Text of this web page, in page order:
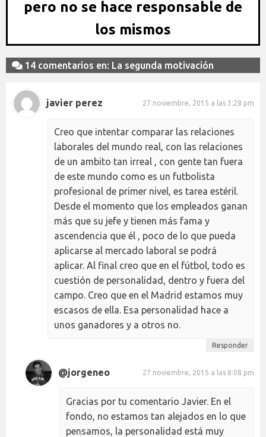
pero no se hace responsable de
los mismos
14 comentarios en: La segunda motivación
javier perez 27 noviembre, 2015 a las 3:28 pm
Creo que intentar comparar las relaciones
laborales del mundo real, con las relaciones
de un ambito tan irreal , con gente tan fuera
de este mundo como es un futbolista
profesional de primer nivel, es tarea estéril.
Desde el momento que los empleados ganan
más que su jefe y tienen más fama y
ascendencia que él , poco de lo que pueda
aplicarse al mercado laboral se podrá
aplicar. Al final creo que en el fútbol, todo es
cuestión de personalidad, dentro y fuera del
campo. Creo que en el Madrid estamos muy
escasos de ella. Esa personalidad hace a
unos ganadores y a otros no.
Responder
@jorgeneo 27 noviembre, 2015 a las 8:08 pm
Gracias por tu comentario Javier. En el
fondo, no estamos tan alejados en lo que
pensamos, la personalidad está muy